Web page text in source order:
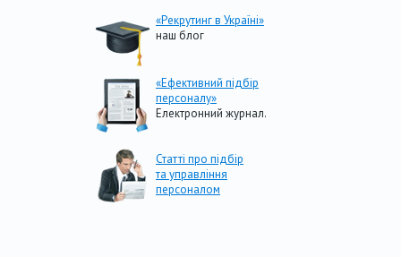
«Рекрутинг в Україні»
наш блог
«Ефективний підбір
персоналу»
Електронний журнал.
Статті про підбір
та управління
персоналом